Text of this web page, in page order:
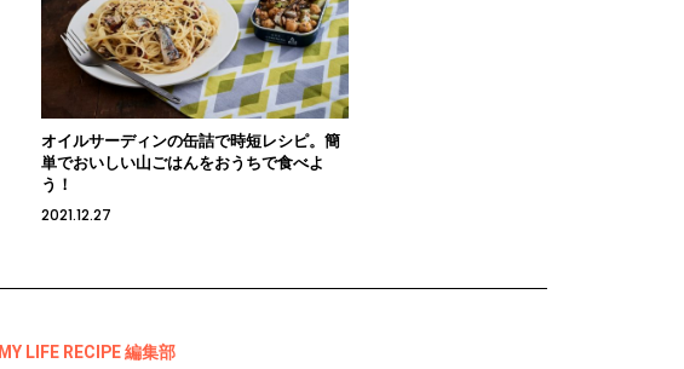
オイルサーディンの缶詰で時短レシピ。簡
単でおいしい山ごはんをおうちで食べよ
う！
2021.12.27
MY LIFE RECIPE 編集部